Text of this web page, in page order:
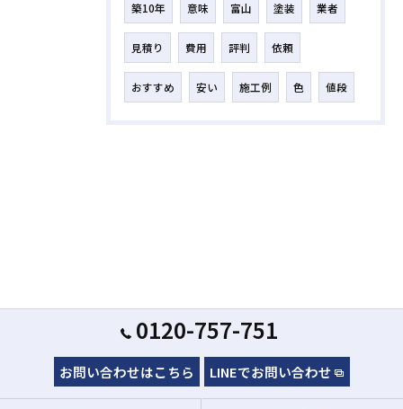
築10年 意味 富山 塗装 業者
見積り 費用 評判 依頼
おすすめ 安い 施工例 色 値段
0120-757-751
お問い合わせはこちら LINEでお問い合わせ